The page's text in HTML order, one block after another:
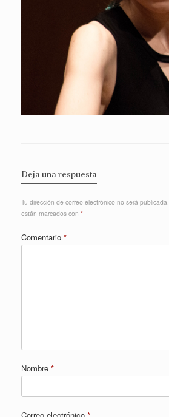
Deja una respuesta
Tu dirección de correo electrónico no será publicada.
están marcados con *
Comentario *
Nombre *